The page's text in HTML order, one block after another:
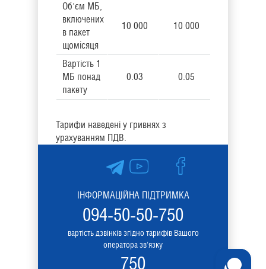
Об'єм МБ,
включених
в пакет
щомісяця
10 000 10 000
Вартість 1
МБ понад
пакету
0.03 0.05
Тарифи наведені у гривнях з
урахуванням ПДВ.
ІНФОРМАЦІЙНА ПІДТРИМКА
094-50-50-750
вартість дзвінків згідно тарифів Вашого
оператора зв'язку
750